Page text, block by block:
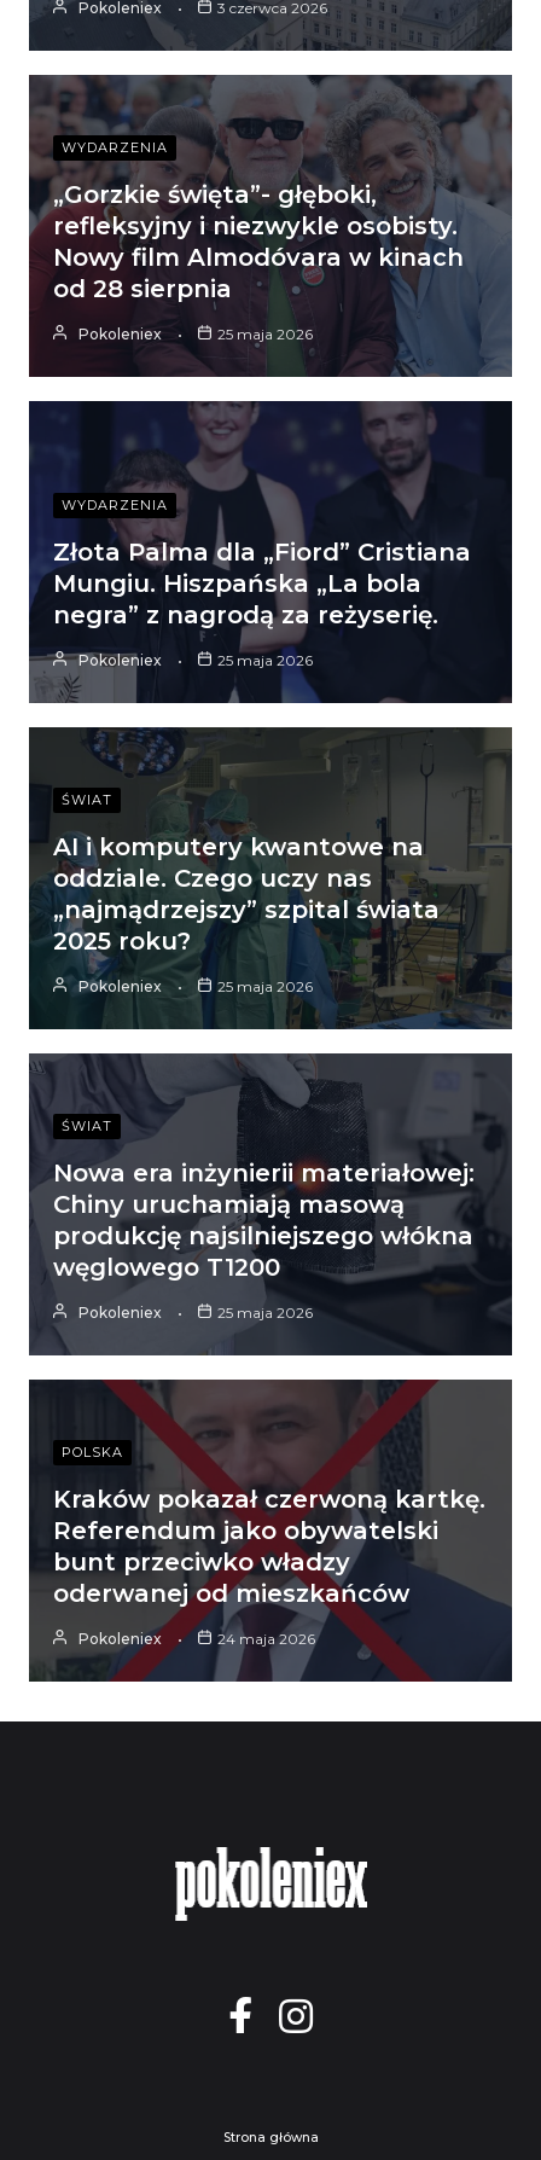
Pokoleniex 3 czerwca 2026
WYDARZENIA
„Gorzkie święta”- głęboki,
refleksyjny i niezwykle osobisty.
Nowy film Almodóvara w kinach
od 28 sierpnia
Pokoleniex 25 maja 2026
WYDARZENIA
Złota Palma dla „Fiord” Cristiana
Mungiu. Hiszpańska „La bola
negra” z nagrodą za reżyserię.
Pokoleniex 25 maja 2026
ŚWIAT
AI i komputery kwantowe na
oddziale. Czego uczy nas
„najmądrzejszy” szpital świata
2025 roku?
Pokoleniex 25 maja 2026
ŚWIAT
Nowa era inżynierii materiałowej:
Chiny uruchamiają masową
produkcję najsilniejszego włókna
węglowego T1200
Pokoleniex 25 maja 2026
POLSKA
Kraków pokazał czerwoną kartkę.
Referendum jako obywatelski
bunt przeciwko władzy
oderwanej od mieszkańców
Pokoleniex 24 maja 2026
Strona główna